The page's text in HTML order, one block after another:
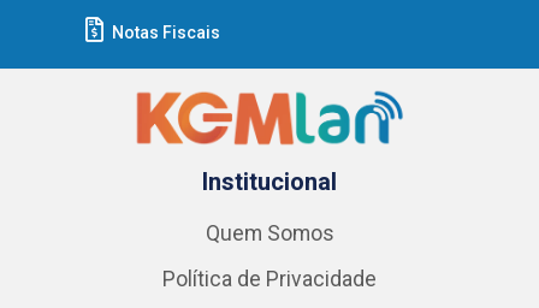
Notas Fiscais
Institucional
Quem Somos
Política de Privacidade